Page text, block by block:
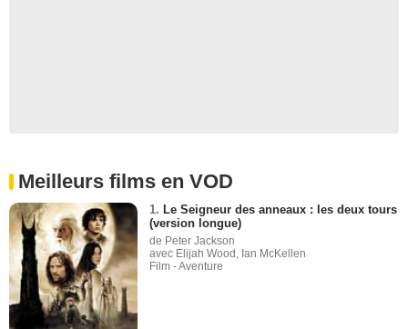
Meilleurs films en VOD
1. Le Seigneur des anneaux : les deux tours
(version longue)
de Peter Jackson
avec Elijah Wood, Ian McKellen
Film - Aventure